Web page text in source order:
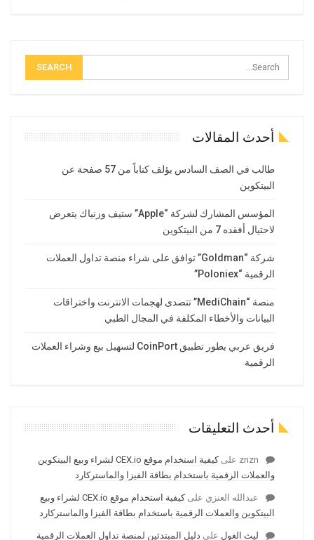
أحدث المقالات
طالب في الصف السادس يؤلف كتاباً من 57 صفحة عن
البيتكوين
المؤسس المشارك لشركة “Apple” ستيف وزنياك يتعرض
لاحتيال أفقده 7 من البيتكوين
شركة “Goldman” توافق على شراء منصة تداول العملات
الرقمية “Poloniex”
منصة “MediChain” تتصدى لهجمات الانترنت واختراقات
البيانات والأخطاء المكلفة في المجال الطبي
فريق عربي يطور تطبيق CoinPort لتسهيل بيع وشراء العملات
الرقمية
أحدث التعليقات
znzn على
كيفية استخدام موقع CEX.io لشراء وبيع البيتكوين
والعملات الرقمية باستخدام بطاقة الفيزا والماستركارد
عبدالله العنزي على
كيفية استخدام موقع CEX.io لشراء وبيع
البيتكوين والعملات الرقمية باستخدام بطاقة الفيزا والماستركارد
ليث الغول على دليل المبتدئين لمنصة تداول العملات الرقمية